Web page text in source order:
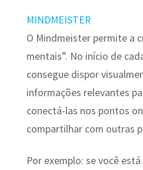
MINDMEISTER
O Mindmeister permite a
mentais”. No início de
consegue dispor
informações relevantes
conectá-las nos pontos
compartilhar com outras
Por exemplo: se você